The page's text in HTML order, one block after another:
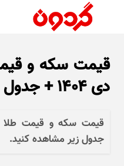
دی ۱۴۰۴ + جدول
جدول زیر مشاهده کنید.